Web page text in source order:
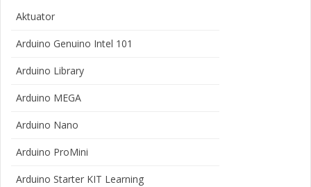
Aktuator
Arduino Genuino Intel 101
Arduino Library
Arduino MEGA
Arduino Nano
Arduino ProMini
Arduino Starter KIT Learning